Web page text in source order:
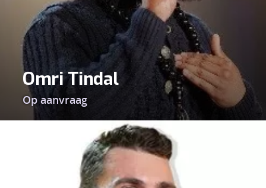
Omri Tindal
Op aanvraag